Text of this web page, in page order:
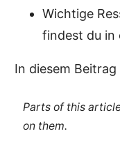
Wichtige
findest du in
In diesem
Parts of this
on them.